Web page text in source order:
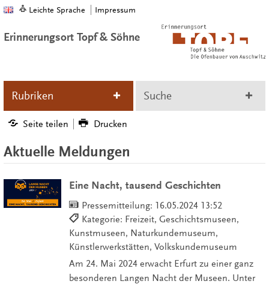
Leichte Sprache Impressum
Erinnerungsort Topf & Söhne
Rubriken Suche
Seite teilen Drucken
Aktuelle Meldungen
Eine Nacht, tausend Geschichten
Pressemitteilung: 16.05.2024 13:52
Kategorie: Freizeit, Geschichtsmuseen,
Kunstmuseen, Naturkundemuseum,
Künstlerwerkstätten, Volkskundemuseum
Am 24. Mai 2024 erwacht Erfurt zu einer ganz
besonderen Langen Nacht der Museen. Unter